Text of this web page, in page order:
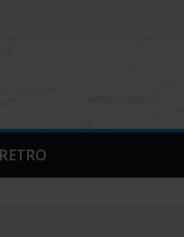
RETRO